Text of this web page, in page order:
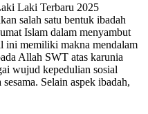
Laki Terbaru 2025
salah satu bentuk ibadah
Islam dalam menyambut
ini memiliki makna mendalam
Allah SWT atas karunia
wujud kepedulian sosial
Selain aspek ibadah,